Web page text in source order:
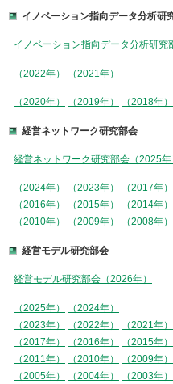
イノベーション指向データ分析研
イノベーション指向データ分析研究
（2022年） （2021年）
（2020年） （2019年） （2018年）
経営ネットワーク研究部会
経営ネットワーク研究部会（2025年
（2024年） （2023年）
（2017年）
（2016年）
（2015年） （2014年）
（2010年）
（2009年） （2008年）
経営モデル研究部会
経営モデル研究部会（2026年）
（2025年）
（2024年）
（2023年）
（2022年） （2021年）
（2017年）
（2016年） （2015年）
（2011年）
（2010年） （2009年）
（2005年）
（2004年） （2003年）